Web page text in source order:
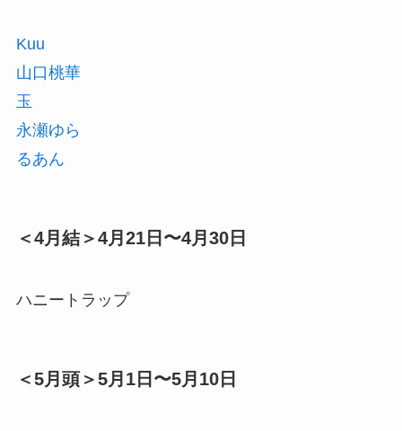
Kuu
山口桃華
玉
永瀬ゆら
るあん
＜4月結＞4月21日〜4月30日
ハニートラップ
＜5月頭＞5月1日〜5月10日